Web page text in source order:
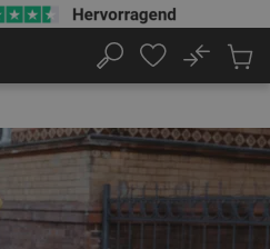
Suche
No